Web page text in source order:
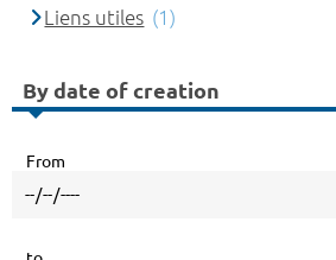
Liens utiles (1)
By date of creation
From